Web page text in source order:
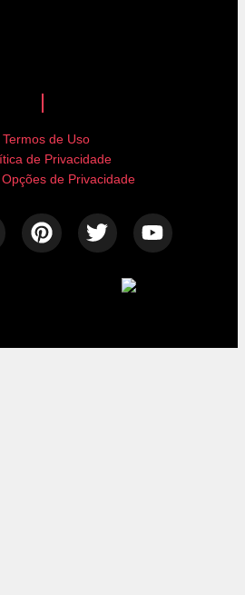
Termos de Uso
de Privacidade
Opções de Privacidade